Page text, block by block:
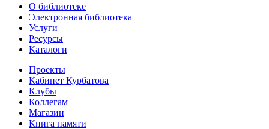
О библиотеке
Электронная библиотека
Услуги
Ресурсы
Каталоги
Проекты
Кабинет Курбатова
Клубы
Коллегам
Магазин
Книга памяти